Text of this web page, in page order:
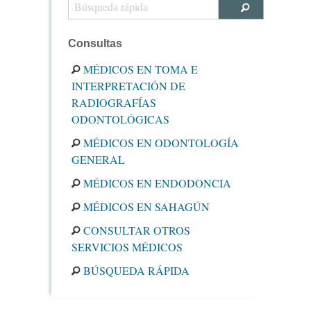
Consultas
MÉDICOS EN TOMA E
INTERPRETACIÓN DE
RADIOGRAFÍAS
ODONTOLÓGICAS
MÉDICOS EN ODONTOLOGÍA
GENERAL
MÉDICOS EN ENDODONCIA
MÉDICOS EN SAHAGÚN
CONSULTAR OTROS
SERVICIOS MÉDICOS
BÚSQUEDA RÁPIDA